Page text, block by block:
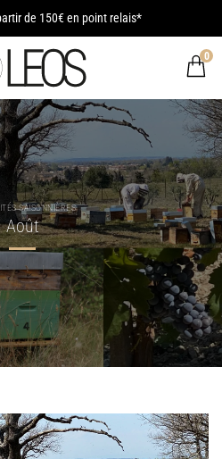
de 150€ en point relais*
0
SAISONNIÈRES
Août